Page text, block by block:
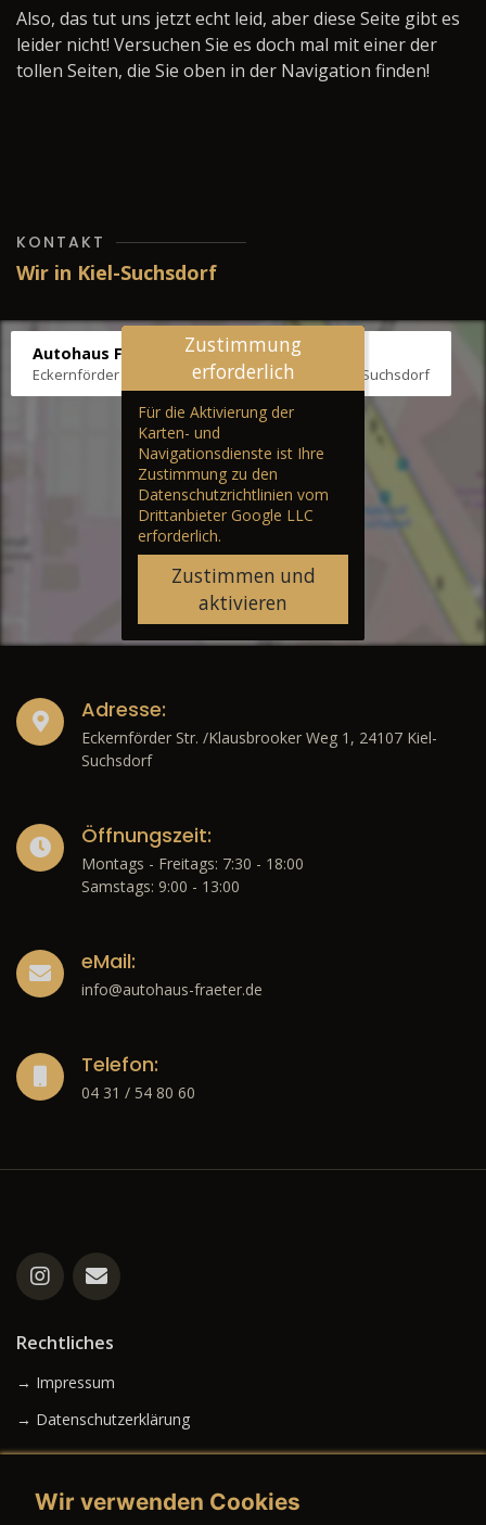
Also, das tut uns jetzt echt leid, aber diese Seite gibt es
leider nicht! Versuchen Sie es doch mal mit einer der
tollen Seiten, die Sie oben in der Navigation finden!
KONTAKT
Wir in Kiel-Suchsdorf
Autohaus Fräter
Eckernförder Str. /Klausbrooker Weg 1, 24107 Kiel-Suchsdorf
Zustimmung
erforderlich
Für die Aktivierung der
Karten- und
Navigationsdienste ist Ihre
Zustimmung zu den
Datenschutzrichtlinien vom
Drittanbieter Google LLC
erforderlich.
Zustimmen und
aktivieren
Adresse:
Eckernförder Str. /Klausbrooker Weg 1, 24107 Kiel-
Suchsdorf
Öffnungszeit:
Montags - Freitags: 7:30 - 18:00
Samstags: 9:00 - 13:00
eMail:
info@autohaus-fraeter.de
Telefon:
04 31 / 54 80 60
Rechtliches
→ Impressum
→ Datenschutzerklärung
Wir verwenden Cookies